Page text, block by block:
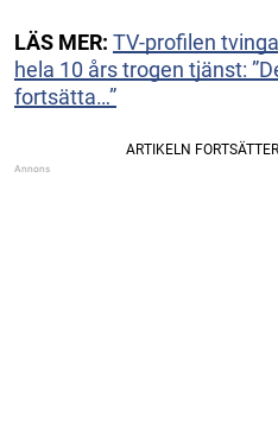
LÄS MER: TV-profilen
hela 10 års trogen tjänst:
fortsätta…”